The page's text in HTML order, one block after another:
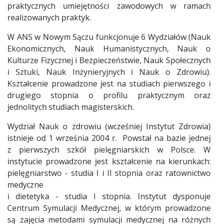
praktycznych umiejętności zawodowych w ramach
realizowanych praktyk.
W ANS w Nowym Sączu funkcjonuje 6 Wydziałów (Nauk
Ekonomicznych, Nauk Humanistycznych, Nauk o
Kulturze Fizycznej i Bezpieczeństwie, Nauk Społecznych
i Sztuki, Nauk Inżynieryjnych i Nauk o Zdrowiu).
Kształcenie prowadzone jest na studiach pierwszego i
drugiego stopnia o profilu praktycznym oraz
jednolitych studiach magisterskich.
Wydział Nauk o zdrowiu (wcześniej Instytut Zdrowia)
istnieje od 1 września 2004 r. Powstał na bazie jednej
z pierwszych szkół pielęgniarskich w Polsce. W
instytucie prowadzone jest kształcenie na kierunkach:
pielęgniarstwo - studia I i II stopnia oraz ratownictwo
medyczne
i dietetyka - studia I stopnia. Instytut dysponuje
Centrum Symulacji Medycznej, w którym prowadzone
są zajęcia metodami symulacji medycznej na różnych